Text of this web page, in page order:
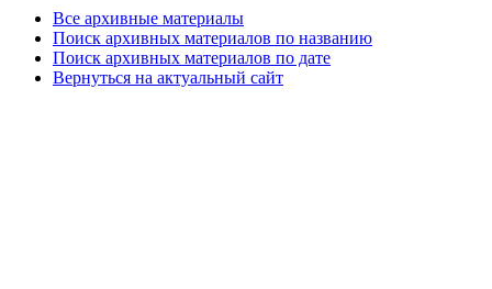
Все архивные материалы
Поиск архивных материалов по названию
Поиск архивных материалов по дате
Вернуться на актуальный сайт